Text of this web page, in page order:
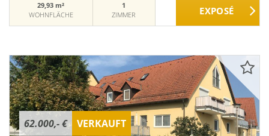
29,93 m²
WOHNFLÄCHE
1
ZIMMER
62.000,- € VERKAUFT